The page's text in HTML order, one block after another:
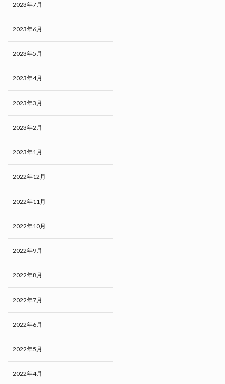
2023年7月
2023年6月
2023年5月
2023年4月
2023年3月
2023年2月
2023年1月
2022年12月
2022年11月
2022年10月
2022年9月
2022年8月
2022年7月
2022年6月
2022年5月
2022年4月